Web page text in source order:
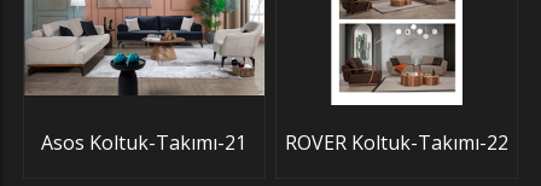
Asos Koltuk-Takımı-21 ROVER Koltuk-Takımı-22